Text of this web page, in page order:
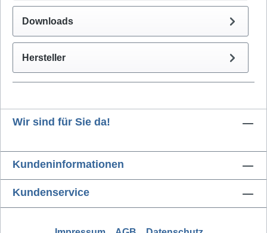
Downloads
Hersteller
Wir sind für Sie da!
Kundeninformationen
Kundenservice